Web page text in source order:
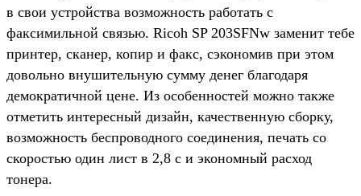
в свои устройства возможность работать с
факсимильной связью. Ricoh SP 203SFNw заменит тебе
принтер, сканер, копир и факс, сэкономив при этом
довольно внушительную сумму денег благодаря
демократичной цене. Из особенностей можно также
отметить интересный дизайн, качественную сборку,
возможность беспроводного соединения, печать со
скоростью один лист в 2,8 с и экономный расход
тонера.